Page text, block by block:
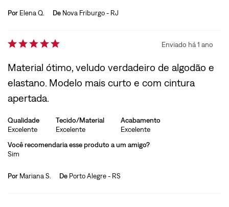
Por Elena Q. De Nova Friburgo - RJ
Enviado há1 ano
Material ótimo, veludo verdadeiro de algodão e
elastano. Modelo mais curto e com cintura
apertada.
Qualidade
Excelente
Tecido/Material
Excelente
Acabamento
Excelente
Você recomendaria esse produto a um amigo?
Sim
Por Mariana S. De Porto Alegre - RS